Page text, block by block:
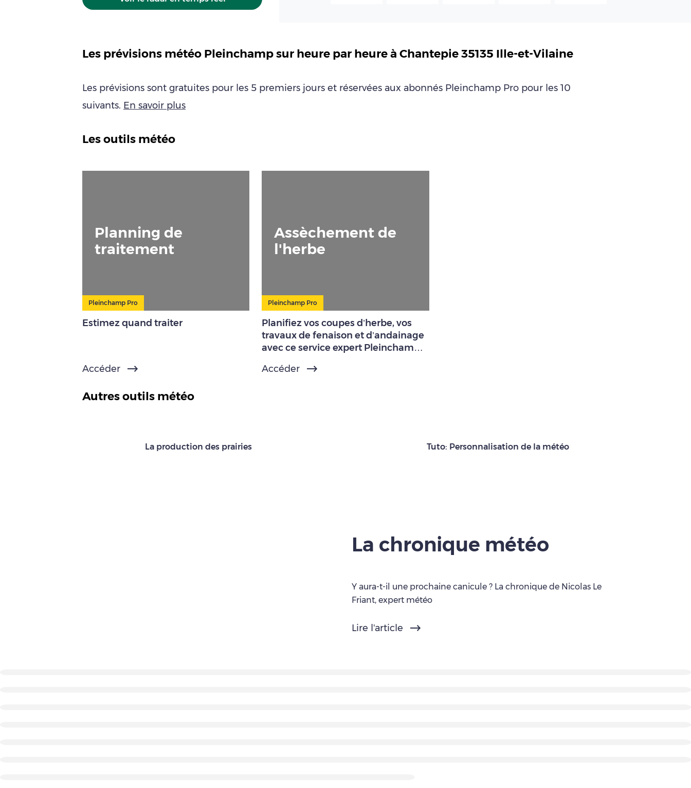
Les prévisions météo Pleinchamp sur heure par heure à Chantepie 35135 Ille-et-Vilaine
Les prévisions sont gratuites pour les 5 premiers jours et réservées aux abonnés Pleinchamp Pro pour les 10
suivants. En savoir plus
Les outils météo
Planning de
traitement
Pleinchamp Pro
Estimez quand traiter
Accéder
Assèchement de
l'herbe
Pleinchamp Pro
Planifiez vos coupes d’herbe, vos
travaux de fenaison et d’andainage
avec ce service expert Pleinchamp
Accéder
Autres outils météo
La production des prairies Tuto: Personnalisation de la météo
La chronique météo
Y aura-t-il une prochaine canicule ? La chronique de Nicolas Le
Friant, expert météo
Lire l'article